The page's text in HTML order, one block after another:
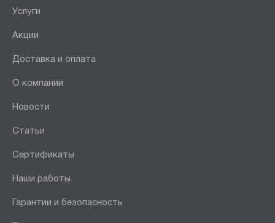
Услуги
Акции
Доставка и оплата
О компании
Новости
Статьи
Сертификаты
Наши работы
Гарантии и безопасность